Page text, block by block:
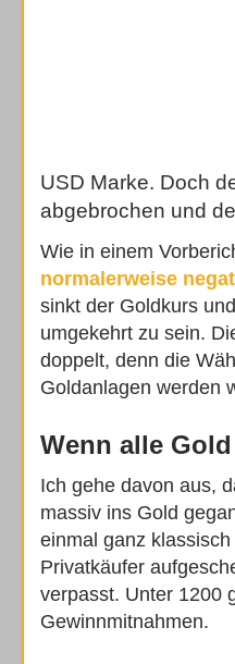
USD Marke. Doch
abgebrochen und
Wie in einem
normalerweise
sinkt der Goldkurs
umgekehrt zu sein.
doppelt, denn die
Goldanlagen werden
Wenn alle
Ich gehe davon aus,
massiv ins Gold
einmal ganz
Privatkäufer
verpasst. Unter 1200
Gewinnmitnahmen.